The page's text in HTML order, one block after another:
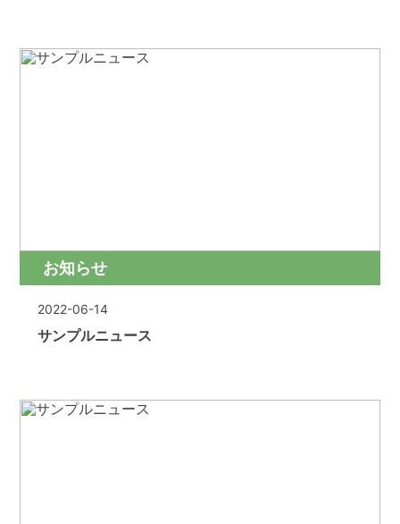
お知らせ
2022-06-14
サンプルニュース